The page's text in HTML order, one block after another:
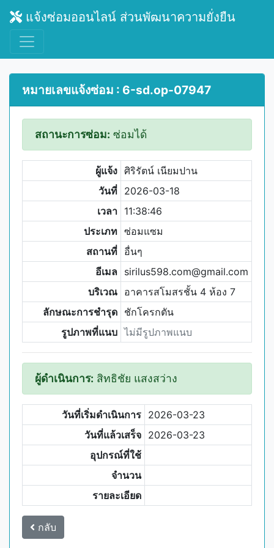
แจ้งซ่อมออนไลน์ ส่วนพัฒนาความยั่งยืน
หมายเลขแจ้งซ่อม : 6-sd.op-07947
สถานะการซ่อม: ซ่อมได้
ผู้แจ้ง ศิริรัตน์ เนียมปาน
วันที่ 2026-03-18
เวลา 11:38:46
ประเภท ซ่อมแซม
สถานที่ อื่นๆ
อีเมล sirilus598.com@gmail.com
บริเวณ อาคารสโมสรชั้น 4 ห้อง 7
ลักษณะการชำรุด ชักโครกตัน
รูปภาพที่แนบ ไม่มีรูปภาพแนบ
ผู้ดำเนินการ: สิทธิชัย แสงสว่าง
วันที่เริ่มดำเนินการ 2026-03-23
วันที่แล้วเสร็จ 2026-03-23
อุปกรณ์ที่ใช้
จำนวน
รายละเอียด
กลับ